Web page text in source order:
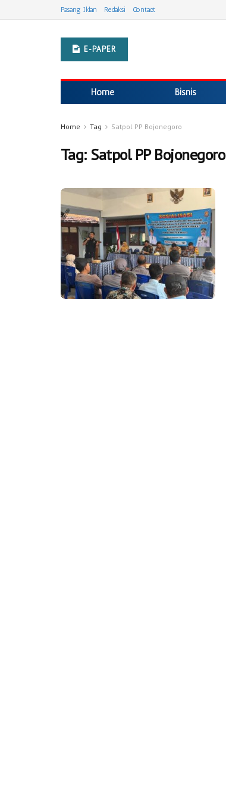
Pasang Iklan Redaksi Contact
E-PAPER
Home Bisnis
Home Tag Satpol PP Bojonegoro
Tag: Satpol PP Bojonegoro